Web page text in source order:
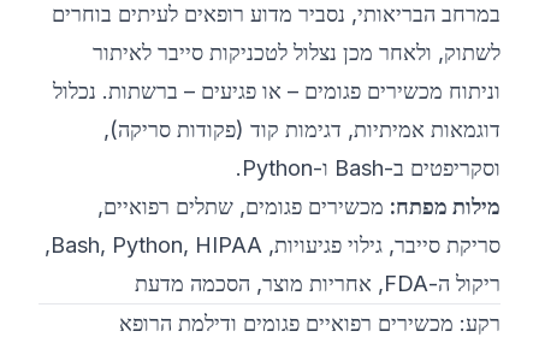
במרחב הבריאותי, נסביר מדוע רופאים לעיתים בוחרים
לשתוק, ולאחר מכן נצלול לטכניקות סייבר לאיתור
וניתוח מכשירים פגומים – או פגיעים – ברשתות. נכלול
דוגמאות אמיתיות, דגימות קוד (פקודות סריקה),
וסקריפטים ב-Bash ו-Python.
מילות מפתח: מכשירים פגומים, שתלים רפואיים,
סריקת סייבר, גילוי פגיעויות, Bash, Python, HIPAA,
ריקול ה-FDA, אחריות מוצר, הסכמה מדעת
רקע: מכשירים רפואיים פגומים ודילמת הרופא